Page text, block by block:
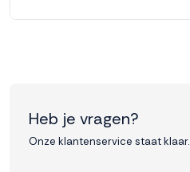
Heb je vragen?
Onze klantenservice staat klaar.